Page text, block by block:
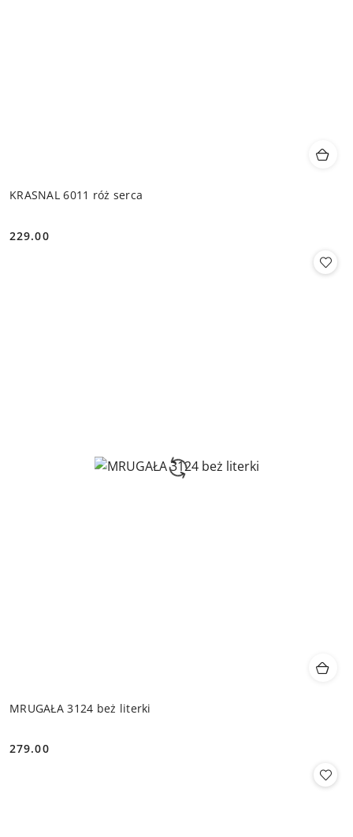
KRASNAL 6011 róż serca
Cena:
229.00
MRUGAŁA 3124 beż literki
Cena:
279.00